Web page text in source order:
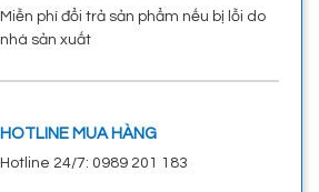
Miễn phí đổi trả sản phẩm nếu bị lỗi do
nhà sản xuất
HOTLINE MUA HÀNG
Hotline 24/7: 0989 201 183